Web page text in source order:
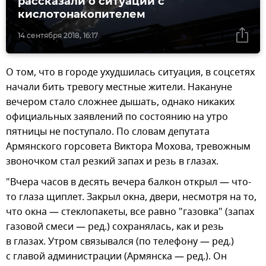
14 сентября 2018, 16:17
кислотонакопителем
О том, что в городе ухудшилась ситуация, в соцсетях
начали бить тревогу местные жители. Накануне
вечером стало сложнее дышать, однако никаких
официальных заявлений по состоянию на утро
пятницы не поступало. По словам депутата
Армянского горсовета Виктора Мохова, тревожным
звоночком стал резкий запах и резь в глазах.
"Вчера часов в десять вечера балкон открыл — что-
то глаза щиплет. Закрыл окна, двери, несмотря на то,
что окна — стеклопакеты, все равно "газовка" (запах
газовой смеси — ред.) сохранялась, как и резь
в глазах. Утром связывался (по телефону — ред.)
с главой администрации (Армянска — ред.). Он